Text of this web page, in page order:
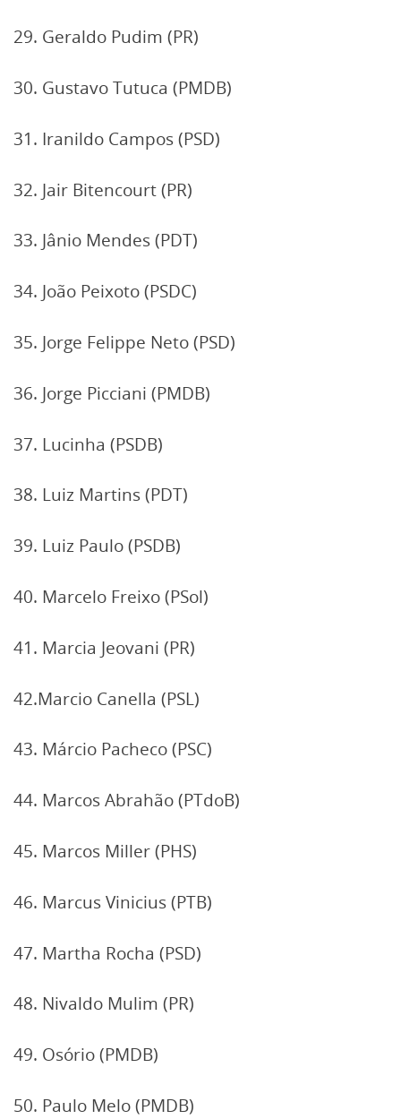
29. Geraldo Pudim (PR)
30. Gustavo Tutuca (PMDB)
31. Iranildo Campos (PSD)
32. Jair Bitencourt (PR)
33. Jânio Mendes (PDT)
34. João Peixoto (PSDC)
35. Jorge Felippe Neto (PSD)
36. Jorge Picciani (PMDB)
37. Lucinha (PSDB)
38. Luiz Martins (PDT)
39. Luiz Paulo (PSDB)
40. Marcelo Freixo (PSol)
41. Marcia Jeovani (PR)
42.Marcio Canella (PSL)
43. Márcio Pacheco (PSC)
44. Marcos Abrahão (PTdoB)
45. Marcos Miller (PHS)
46. Marcus Vinicius (PTB)
47. Martha Rocha (PSD)
48. Nivaldo Mulim (PR)
49. Osório (PMDB)
50. Paulo Melo (PMDB)